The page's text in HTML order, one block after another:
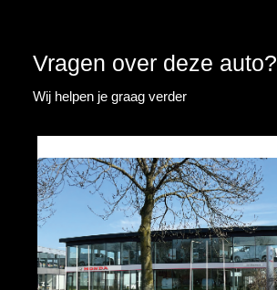
Vragen over deze auto?
Wij helpen je graag verder